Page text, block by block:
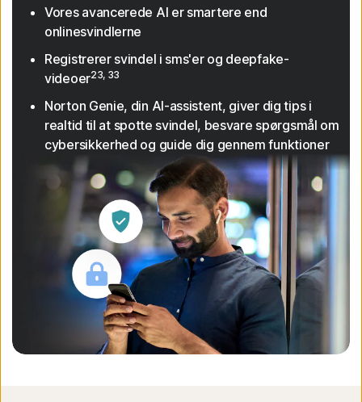
Vores avancerede AI er smartere end
onlinesvindlerne
Registrerer svindel i sms'er og deepfake-
videoer23, 33
Norton Genie, din AI-assistent, giver dig tips i
realtid til at spotte svindel, besvare spørgsmål om
cybersikkerhed og guide dig gennem funktioner